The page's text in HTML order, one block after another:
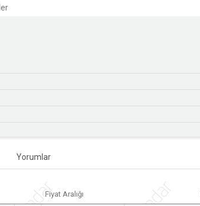
Yorumlar
Fiyat Aralığı